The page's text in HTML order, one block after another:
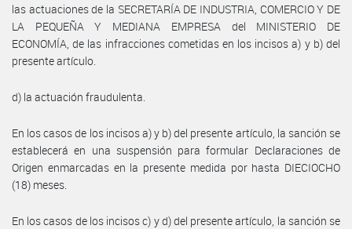
las actuaciones de la SECRETARÍA DE INDUSTRIA, COMERCIO Y DE
LA PEQUEÑA Y MEDIANA EMPRESA del MINISTERIO DE
ECONOMÍA, de las infracciones cometidas en los incisos a) y b) del
presente artículo.
d) la actuación fraudulenta.
En los casos de los incisos a) y b) del presente artículo, la sanción se
establecerá en una suspensión para formular Declaraciones de
Origen enmarcadas en la presente medida por hasta DIECIOCHO
(18) meses.
En los casos de los incisos c) y d) del presente artículo, la sanción se